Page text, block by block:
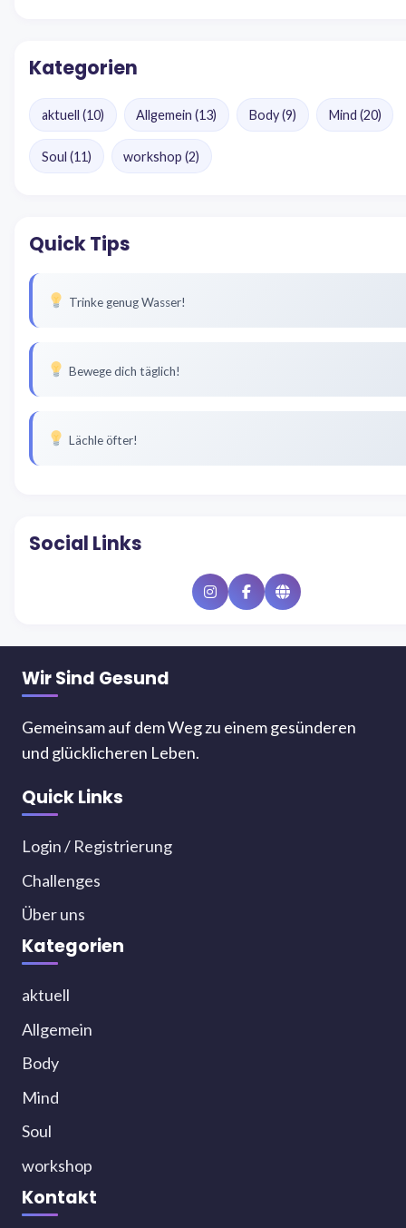
Kategorien
aktuell (10) Allgemein(13) Body(9) Mind (20)
Soul (11) workshop(2)
Quick Tips
Trinke genug Wasser!
Bewege dich täglich!
Lächle öfter!
Social Links
InstagramFacebookWebsite
Wir Sind Gesund
Gemeinsam auf dem Weg zu einem gesünderen
und glücklicheren Leben.
Quick Links
Login / Registrierung
Challenges
Über uns
Kategorien
aktuell
Allgemein
Body
Mind
Soul
workshop
Kontakt